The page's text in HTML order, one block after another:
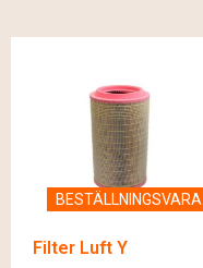
BESTÄLLNINGSVARA
Filter Luft Y